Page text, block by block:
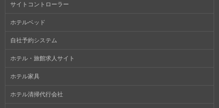
サイトコントローラー
ホテルベッド
自社予約システム
ホテル・旅館求人サイト
ホテル家具
ホテル清掃代行会社